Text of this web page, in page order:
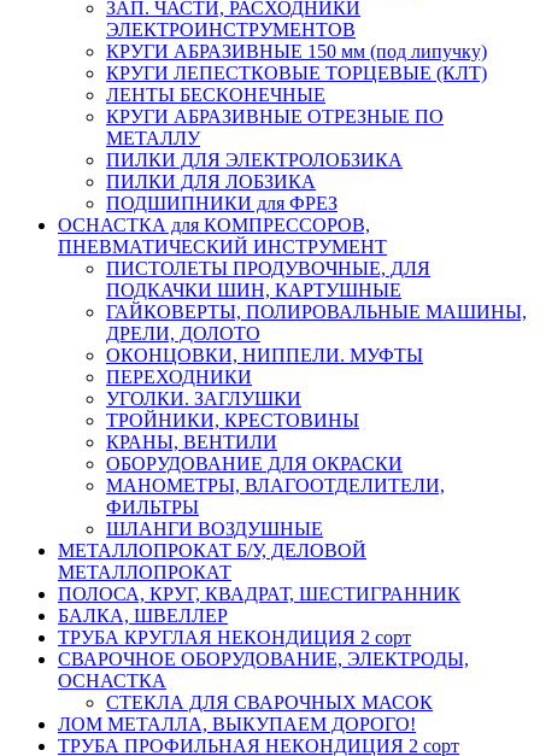
ЗАП. ЧАСТИ, РАСХОДНИКИ
ЭЛЕКТРОИНСТРУМЕНТОВ
КРУГИ АБРАЗИВНЫЕ 150 мм (под липучку)
КРУГИ ЛЕПЕСТКОВЫЕ ТОРЦЕВЫЕ (КЛТ)
ЛЕНТЫ БЕСКОНЕЧНЫЕ
КРУГИ АБРАЗИВНЫЕ ОТРЕЗНЫЕ ПО
МЕТАЛЛУ
ПИЛКИ ДЛЯ ЭЛЕКТРОЛОБЗИКА
ПИЛКИ ДЛЯ ЛОБЗИКА
ПОДШИПНИКИ для ФРЕЗ
ОСНАСТКА для КОМПРЕССОРОВ,
ПНЕВМАТИЧЕСКИЙ ИНСТРУМЕНТ
ПИСТОЛЕТЫ ПРОДУВОЧНЫЕ, ДЛЯ
ПОДКАЧКИ ШИН, КАРТУШНЫЕ
ГАЙКОВЕРТЫ, ПОЛИРОВАЛЬНЫЕ МАШИНЫ,
ДРЕЛИ, ДОЛОТО
ОКОНЦОВКИ, НИППЕЛИ. МУФТЫ
ПЕРЕХОДНИКИ
УГОЛКИ. ЗАГЛУШКИ
ТРОЙНИКИ, КРЕСТОВИНЫ
КРАНЫ, ВЕНТИЛИ
ОБОРУДОВАНИЕ ДЛЯ ОКРАСКИ
МАНОМЕТРЫ, ВЛАГООТДЕЛИТЕЛИ,
ФИЛЬТРЫ
ШЛАНГИ ВОЗДУШНЫЕ
МЕТАЛЛОПРОКАТ Б/У, ДЕЛОВОЙ
МЕТАЛЛОПРОКАТ
ПОЛОСА, КРУГ, КВАДРАТ, ШЕСТИГРАННИК
БАЛКА, ШВЕЛЛЕР
ТРУБА КРУГЛАЯ НЕКОНДИЦИЯ 2 сорт
СВАРОЧНОЕ ОБОРУДОВАНИЕ, ЭЛЕКТРОДЫ,
ОСНАСТКА
СТЕКЛА ДЛЯ СВАРОЧНЫХ МАСОК
ЛОМ МЕТАЛЛА, ВЫКУПАЕМ ДОРОГО!
ТРУБА ПРОФИЛЬНАЯ НЕКОНДИЦИЯ 2 сорт